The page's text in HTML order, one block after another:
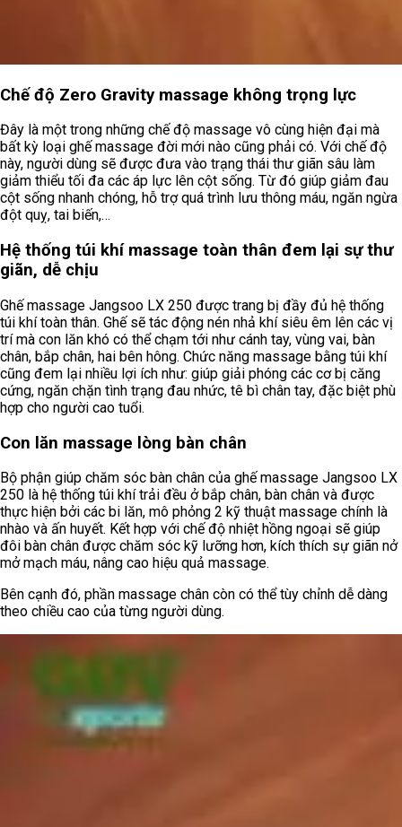
Chế độ Zero Gravity massage không trọng lực
Đây là một trong những chế độ massage vô cùng hiện đại mà
bất kỳ loại ghế massage đời mới nào cũng phải có. Với chế độ
này, người dùng sẽ được đưa vào trạng thái thư giãn sâu làm
giảm thiểu tối đa các áp lực lên cột sống. Từ đó giúp giảm đau
cột sống nhanh chóng, hỗ trợ quá trình lưu thông máu, ngăn ngừa
đột quỵ, tai biến,…
Hệ thống túi khí massage toàn thân đem lại sự thư
giãn, dễ chịu
Ghế massage Jangsoo LX 250 được trang bị đầy đủ hệ thống
túi khí toàn thân. Ghế sẽ tác động nén nhả khí siêu êm lên các vị
trí mà con lăn khó có thể chạm tới như cánh tay, vùng vai, bàn
chân, bắp chân, hai bên hông. Chức năng massage bằng túi khí
cũng đem lại nhiều lợi ích như: giúp giải phóng các cơ bị căng
cứng, ngăn chặn tình trạng đau nhức, tê bì chân tay, đặc biệt phù
hợp cho người cao tuổi.
Con lăn massage lòng bàn chân
Bộ phận giúp chăm sóc bàn chân của ghế massage Jangsoo LX
250 là hệ thống túi khí trải đều ở bắp chân, bàn chân và được
thực hiện bởi các bi lăn, mô phỏng 2 kỹ thuật massage chính là
nhào và ấn huyết. Kết hợp với chế độ nhiệt hồng ngoại sẽ giúp
đôi bàn chân được chăm sóc kỹ lưỡng hơn, kích thích sự giãn nở
mở mạch máu, nâng cao hiệu quả massage.
Bên cạnh đó, phần massage chân còn có thể tùy chỉnh dễ dàng
theo chiều cao của từng người dùng.